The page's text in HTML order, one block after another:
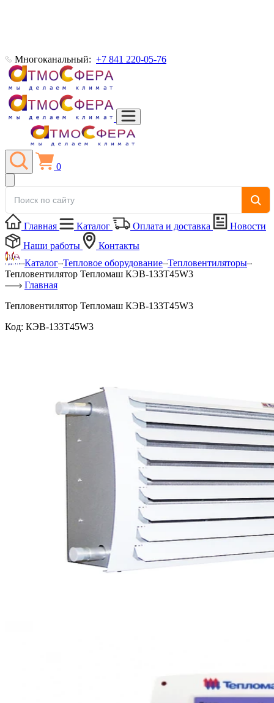
Многоканальный: +7 841 220-05-76
0
Главная Каталог Оплата и доставка
Новости
Наши работы
Контакты
Каталог Тепловое оборудование Тепловентиляторы
Тепловентилятор Тепломаш КЭВ-133Т45W3
Главная
Тепловентилятор Тепломаш КЭВ-133Т45W3
Код: КЭВ-133Т45W3